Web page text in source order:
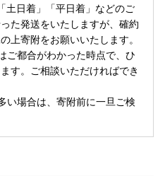
日着」「平日着」などのご
た発送をいたしますが、確約
上寄附をお願いいたします。
ご都合がわかった時点で、ひ
す。ご相談いただければでき
い場合は、寄附前に一旦ご検